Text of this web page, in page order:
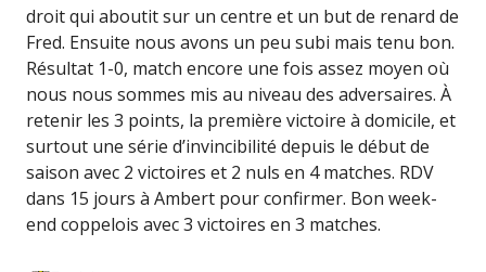
droit qui aboutit sur un centre et un but de renard de
Fred. Ensuite nous avons un peu subi mais tenu bon.
Résultat 1-0, match encore une fois assez moyen où
nous nous sommes mis au niveau des adversaires. À
retenir les 3 points, la première victoire à domicile, et
surtout une série d’invincibilité depuis le début de
saison avec 2 victoires et 2 nuls en 4 matches. RDV
dans 15 jours à Ambert pour confirmer. Bon week-
end coppelois avec 3 victoires en 3 matches.